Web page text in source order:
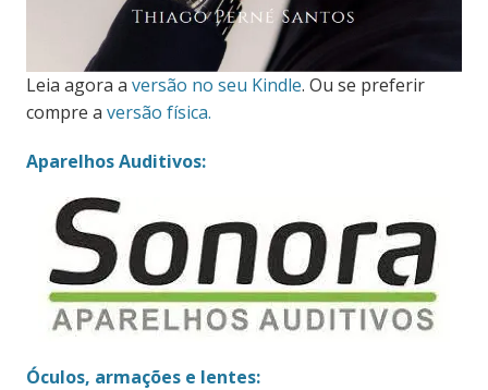
Leia agora a versão no seu Kindle. Ou se preferir
compre a versão física.
Aparelhos Auditivos:
Óculos, armações e lentes: